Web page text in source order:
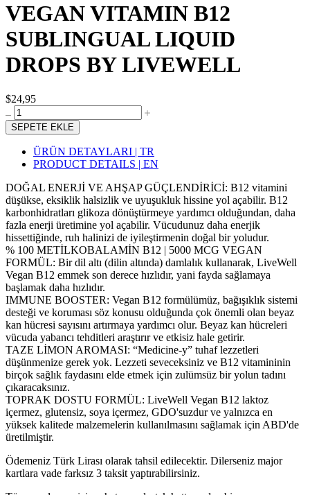
VEGAN VITAMIN B12
SUBLINGUAL LIQUID
DROPS BY LIVEWELL
$24,95
SEPETE EKLE
ÜRÜN DETAYLARI | TR
PRODUCT DETAILS | EN
DOĞAL ENERJİ VE AHŞAP GÜÇLENDİRİCİ: B12 vitamini
düşükse, eksiklik halsizlik ve uyuşukluk hissine yol açabilir. B12
karbonhidratları glikoza dönüştürmeye yardımcı olduğundan, daha
fazla enerji üretimine yol açabilir. Vücudunuz daha enerjik
hissettiğinde, ruh halinizi de iyileştirmenin doğal bir yoludur.
% 100 METİLKOBALAMİN B12 | 5000 MCG VEGAN
FORMÜL: Bir dil altı (dilin altında) damlalık kullanarak, LiveWell
Vegan B12 emmek son derece hızlıdır, yani fayda sağlamaya
başlamak daha hızlıdır.
IMMUNE BOOSTER: Vegan B12 formülümüz, bağışıklık sistemi
desteği ve koruması söz konusu olduğunda çok önemli olan beyaz
kan hücresi sayısını artırmaya yardımcı olur. Beyaz kan hücreleri
vücuda yabancı tehditleri araştırır ve etkisiz hale getirir.
TAZE LİMON AROMASI: “Medicine-y” tuhaf lezzetleri
düşünmenize gerek yok. Lezzeti seveceksiniz ve B12 vitamininin
birçok sağlık faydasını elde etmek için zulümsüz bir yolun tadını
çıkaracaksınız.
TOPRAK DOSTU FORMÜL: LiveWell Vegan B12 laktoz
içermez, glutensiz, soya içermez, GDO'suzdur ve yalnızca en
yüksek kalitede malzemelerin kullanılmasını sağlamak için ABD'de
üretilmiştir.
Ödemeniz Türk Lirası olarak tahsil edilecektir. Dilerseniz major
kartlara vade farksız 3 taksit yaptırabilirsiniz.